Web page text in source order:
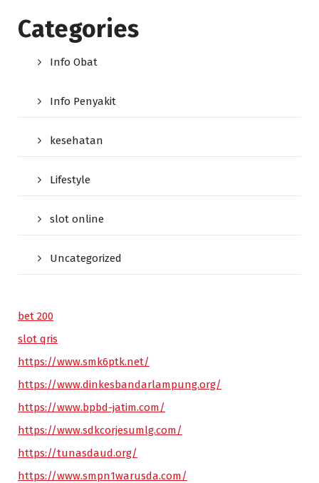
Categories
Info Obat
Info Penyakit
kesehatan
Lifestyle
slot online
Uncategorized
bet 200
slot qris
https://www.smk6ptk.net/
https://www.dinkesbandarlampung.org/
https://www.bpbd-jatim.com/
https://www.sdkcorjesumlg.com/
https://tunasdaud.org/
https://www.smpn1warusda.com/